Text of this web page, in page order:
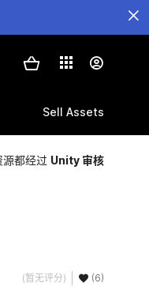
Sell Assets
源都经过 Unity 审核
(暂无评分) (6)